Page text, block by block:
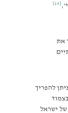
[14]
את
להפריך
בצמוד
של ישראל